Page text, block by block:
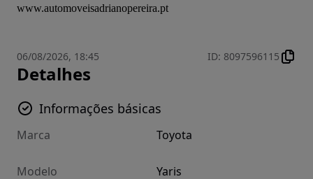
www.automoveisadrianopereira.pt
06/08/2026, 18:45 ID: 8097596115
Detalhes
Informações básicas
Marca Toyota
Modelo Yaris